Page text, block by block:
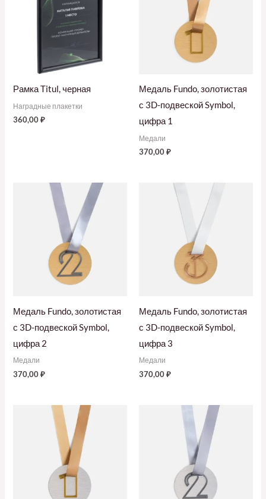
Рамка Titul, черная
Наградные плакетки
360,00₽
Медаль Fundo, золотистая
с 3D-подвеской Symbol,
цифра 1
Медали
370,00₽
Медаль Fundo, золотистая
с 3D-подвеской Symbol,
цифра 2
Медали
370,00₽
Медаль Fundo, золотистая
с 3D-подвеской Symbol,
цифра 3
Медали
370,00₽